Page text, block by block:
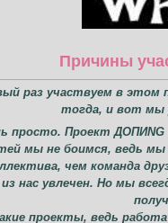
Причины
раз участвуем в этом
тогда, и вот мы
просто. Проект
мы не боимся, ведь
чем команда
нас увлечен. Но мы
проекты, ведь работа